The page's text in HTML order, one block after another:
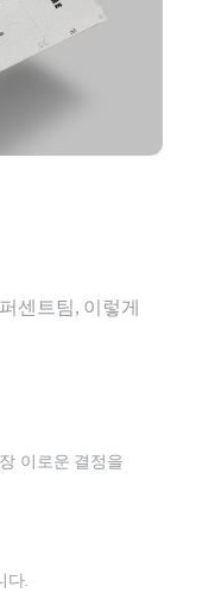
센트팀, 이렇게
이로운 결정을
다.